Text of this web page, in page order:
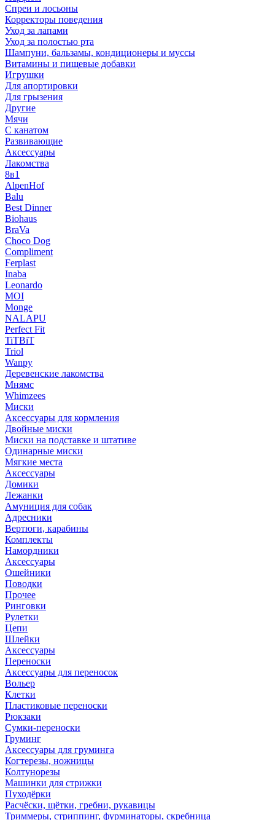
Спреи и лосьоны
Корректоры поведения
Уход за лапами
Уход за полостью рта
Шампуни, бальзамы, кондиционеры и муссы
Витамины и пищевые добавки
Игрушки
Для апортировки
Для грызения
Другие
Мячи
С канатом
Развивающие
Аксессуары
Лакомства
8в1
AlpenHof
Balu
Best Dinner
Biohaus
BraVa
Choco Dog
Compliment
Ferplast
Inaba
Leonardo
MOI
Monge
NALAPU
Perfect Fit
TiTBiT
Triol
Wanpy
Деревенские лакомства
Мнямс
Whimzees
Миски
Аксессуары для кормления
Двойные миски
Миски на подставке и штативе
Одинарные миски
Мягкие места
Аксессуары
Домики
Лежанки
Амуниция для собак
Адресники
Вертюги, карабины
Комплекты
Намордники
Аксессуары
Ошейники
Поводки
Прочее
Ринговки
Рулетки
Цепи
Шлейки
Аксессуары
Переноски
Аксессуары для переносок
Вольер
Клетки
Пластиковые переноски
Рюкзаки
Сумки-переноски
Груминг
Аксессуары для груминга
Когтерезы, ножницы
Колтунорезы
Машинки для стрижки
Пуходёрки
Расчёски, щётки, гребни, рукавицы
Триммеры, стриппинг, фурминаторы, скребница